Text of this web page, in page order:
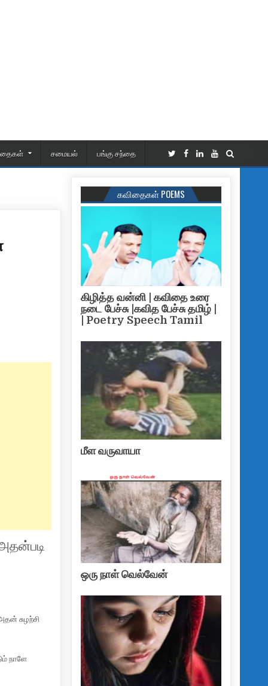
சமையல் பங்கு சந்தை
சுழற்சி
நாளே
கவிதைகள் POEMS
கிழித்த வன்னி | கவிதை உரை
நடை பேச்சு |கவித பேச்சு தமிழ் |
| Poetry Speech Tamil
மீள வருவாயா
ஒரு நாள் வெல்வேன்